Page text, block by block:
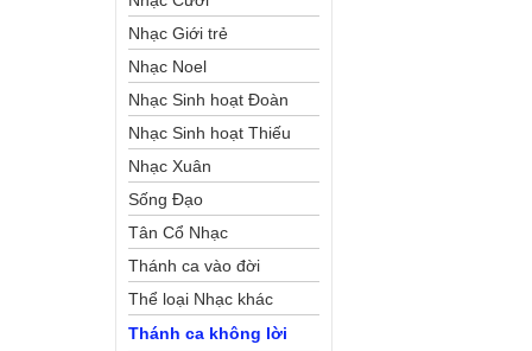
Nhạc Giới trẻ
Nhạc Noel
Nhạc Sinh hoạt Đoàn
Thể Công Giáo
Nhạc Sinh hoạt Thiếu
Nhi
Nhạc Xuân
Sống Đạo
Tân Cổ Nhạc
Thánh ca vào đời
Thể loại Nhạc khác
Thánh ca không lời